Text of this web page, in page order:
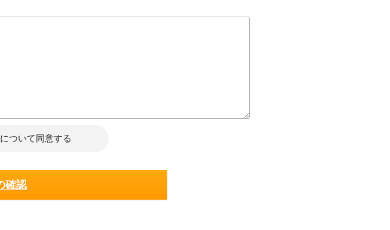
について同意する